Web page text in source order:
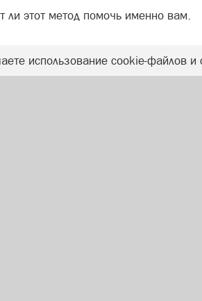
этот метод помочь именно вам.
73
использование cookie-файлов и